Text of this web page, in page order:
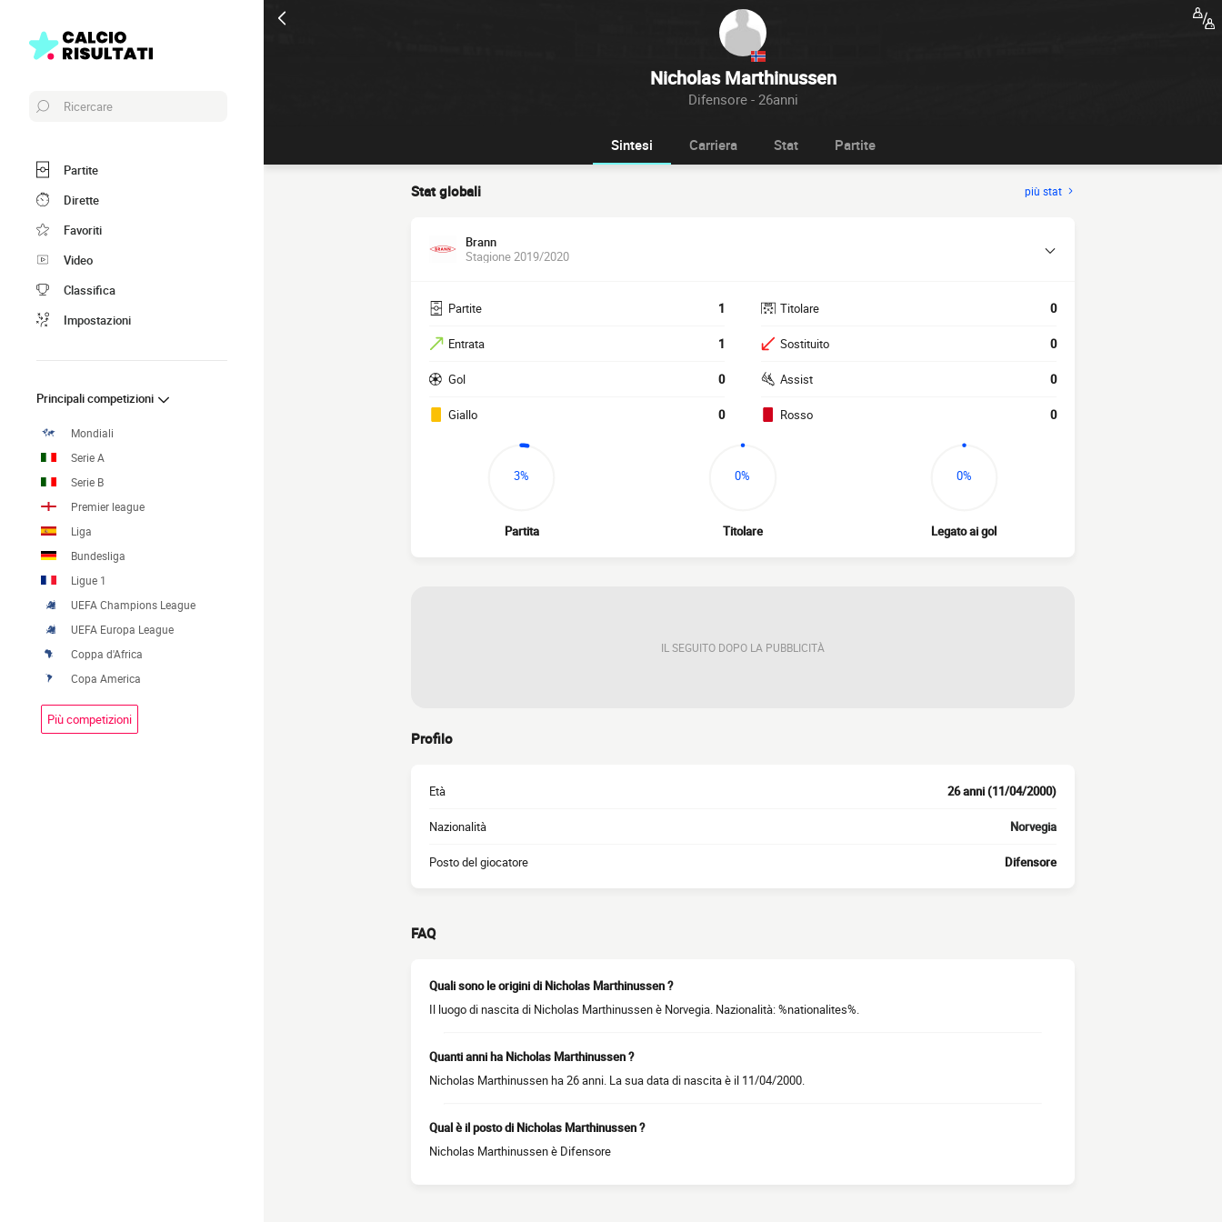
Nicholas Marthinussen
Difensore - 26anni
Ricercare
Partite
Dirette
Favoriti
Video
Classifica
Impostazioni
Principali competizioni
Mondiali
Serie A
Serie B
Premier league
Liga
Bundesliga
Ligue 1
UEFA Champions League
UEFA Europa League
Coppa d'Africa
Copa America
Più competizioni
Sintesi Carriera Stat Partite
Stat globali più stat
Brann
Stagione 2019/2020
Partite 1
Entrata 1
Gol 0
Giallo 0
Titolare 0
Sostituito 0
Assist 0
Rosso 0
3%
Partita
0%
Titolare
0%
Legato ai gol
IL SEGUITO DOPO LA PUBBLICITÀ
Profilo
Età 26 anni (11/04/2000)
Nazionalità Norvegia
Posto del giocatore Difensore
FAQ
Quali sono le origini di Nicholas Marthinussen ?
Il luogo di nascita di Nicholas Marthinussen è Norvegia. Nazionalità: %nationalites%.
Quanti anni ha Nicholas Marthinussen ?
Nicholas Marthinussen ha 26 anni. La sua data di nascita è il 11/04/2000.
Qual è il posto di Nicholas Marthinussen ?
Nicholas Marthinussen è Difensore